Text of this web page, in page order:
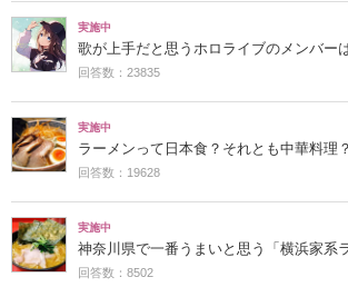
実施中
歌が上手だと思うホロライブのメンバー
回答数：23835
実施中
ラーメンって日本食？それとも中華料理？
回答数：19628
実施中
神奈川県で一番うまいと思う「横浜家系
回答数：8502